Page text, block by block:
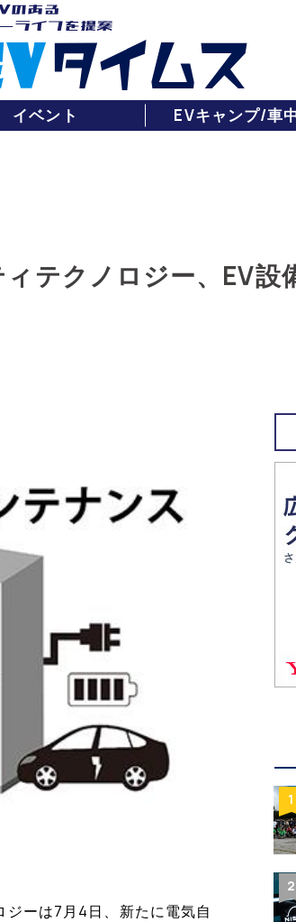
イベント EVキャンプ/車
テクノロジー、EV設
ーは7月4日、新たに電気自